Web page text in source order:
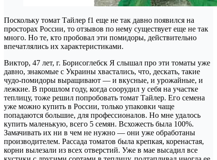
Поскольку томат Тайлер f1 еще не так давно появился на
просторах России, то отзывов по нему существует еще не так
много. Но те, кто пробовал эти помидоры, действительно
впечатлялись их характеристиками.
Виктор, 47 лет, г. Борисоглебск Я слышал про эти томаты уже
давно, знакомые с Украины хвастались, что, дескать, такие
чудо-помидоры выращивают — и вкусные, и урожайные, и
лежкие. В прошлом году, когда соорудил у себя на участке
теплицу, тоже решил попробовать томат Тайлер. Его семена
уже можно купить в России, только упаковки чаще
попадаются большие, для профессионалов. Но мне удалось
купить маленькую, всего 5 семян. Всхожесть была 100%.
Замачивать их ни в чем не нужно — они уже обработаны
производителем. Рассада томатов была крепкая, коренастая,
корни вылезали из всех отверстий. Уже в мае высадил все